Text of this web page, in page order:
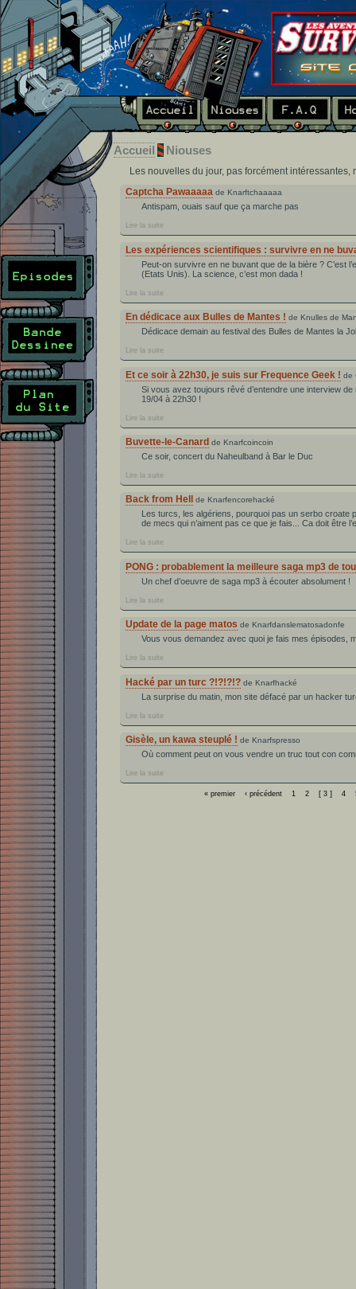
Accueil Niouses
Les nouvelles du jour, pas forcément intéressantes,
Captcha Pawaaaaa de Knarftchaaaaa
Antispam, ouais sauf que ça marche pas
Lire la suite
Les expériences scientifiques : survivre en ne
Peut-on survivre en ne buvant que de la bière ? C’est
(Etats Unis). La science, c’est mon dada !
Lire la suite
En dédicace aux Bulles de Mantes ! de Knulles de
Dédicace demain au festival des Bulles de Mantes la
Lire la suite
Et ce soir à 22h30, je suis sur Frequence Geek ! de
Si vous avez toujours rêvé d’entendre une interview
19/04 à 22h30 !
Lire la suite
Buvette-le-Canard de Knarfcoincoin
Ce soir, concert du Naheulband à Bar le Duc
Lire la suite
Back from Hell de Knarfencorehacké
Les turcs, les algériens, pourquoi pas un serbo croate
de mecs qui n’aiment pas ce que je fais... Ca doit être
Lire la suite
PONG : probablement la meilleure saga mp3 de
Un chef d’oeuvre de saga mp3 à écouter absolument !
Lire la suite
Update de la page matos de Knarfdanslematosadonfe
Vous vous demandez avec quoi je fais mes épisodes,
Lire la suite
Hacké par un turc ?!?!?!? de Knarfhacké
La surprise du matin, mon site défacé par un hacker
Lire la suite
Gisèle, un kawa steuplé ! de Knarfspresso
Où comment peut on vous vendre un truc tout con
Lire la suite
« premier ‹ précédent 1 2 [ 3 ] 4